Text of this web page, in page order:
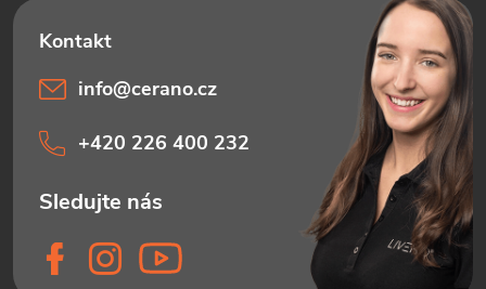
info@cerano.cz
+420 226 400 232